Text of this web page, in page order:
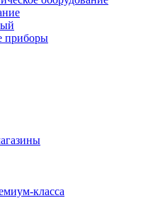
приборы
класса